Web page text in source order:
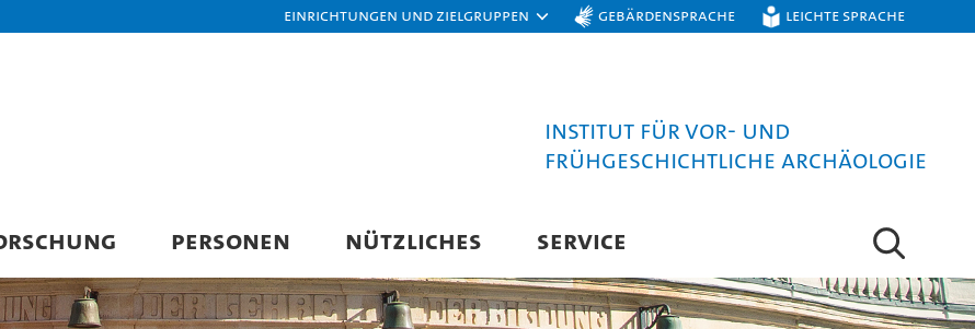
Einrichtungen und Zielgruppen Gebärdensprache Leichte Sprache
Institut für Vor- und
Frühgeschichtliche Archäologie
PERSONEN NÜTZLICHES SERVICE